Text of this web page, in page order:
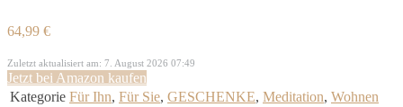
64,99 €
Zuletzt aktualisiert am: 7. August 2026 07:49
Jetzt bei Amazon kaufen
Kategorie Für Ihn, Für Sie, GESCHENKE, Meditation, Wohnen